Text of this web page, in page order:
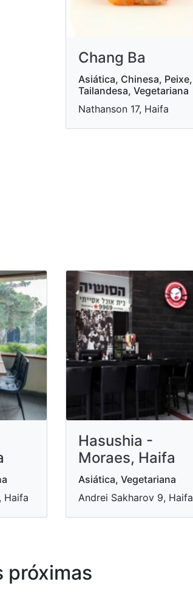
Chang Ba
Asiática, Chinesa, Peixe,
Tailandesa, Vegetariana
Nathanson 17, Haifa
Haifa
Hasushia -
Moraes, Haifa
Asiática, Vegetariana
Andrei Sakharov 9, Haifa
próximas